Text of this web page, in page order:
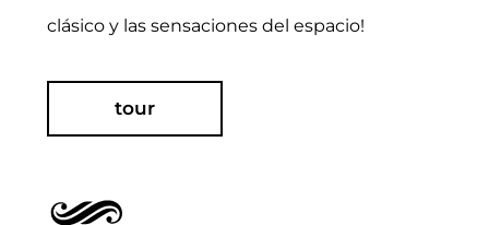
clásico y las sensaciones del espacio!
tour